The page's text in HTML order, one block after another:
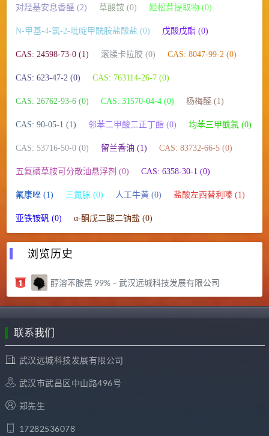
对羟基安息香醛 (2) 草酸铵 (0) 姬松茸提取物 (0)
N-甲基-4-氯-2-吡啶甲酰胺盐酸盐 (0) 戊酸戊酯 (0)
CAS: 24598-73-0 (1) 滚揉卡拉胶 (0) CAS: 8047-99-2 (0)
CAS: 623-47-2 (0) CAS: 763114-26-7 (0)
CAS: 26762-93-6 (0) CAS: 31570-04-4 (0) 杨梅醛 (1)
CAS: 90-05-1 (1) 邻苯二甲酸二正丁酯 (0) 均苯三甲酰氯 (0)
CAS: 53716-50-0 (0) 留兰香油 (1) CAS: 83732-66-5 (0)
五氟磺草胺可分散油悬浮剂 (0) CAS: 6358-30-1 (0)
氟康唑 (1) 三氮脒 (0) 人工牛黄 (0) 盐酸左西替利嗪 (1)
亚铁铵矾 (0) α-酮戊二酸二钠盐 (0)
浏览历史
醇溶苯胺黑 99% – 武汉远城科技发展有限公司
联系我们
武汉远城科技发展有限公司
武汉市武昌区中山路496号
郑先生
17282536078